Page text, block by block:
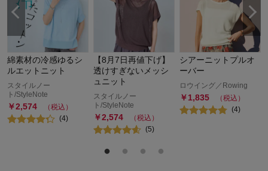
綿素材の冷感ゆるシ
ルエットニット
スタイルノー
ト/StyleNote
￥2,574
（税込）
(4)
【8月7日再値下げ】
透けすぎないメッシ
ュニット
スタイルノー
ト/StyleNote
￥2,574
（税込）
(5)
シアーニットプルオ
ーバー
ロウイング／Rowing
￥1,835
（税込）
(4)